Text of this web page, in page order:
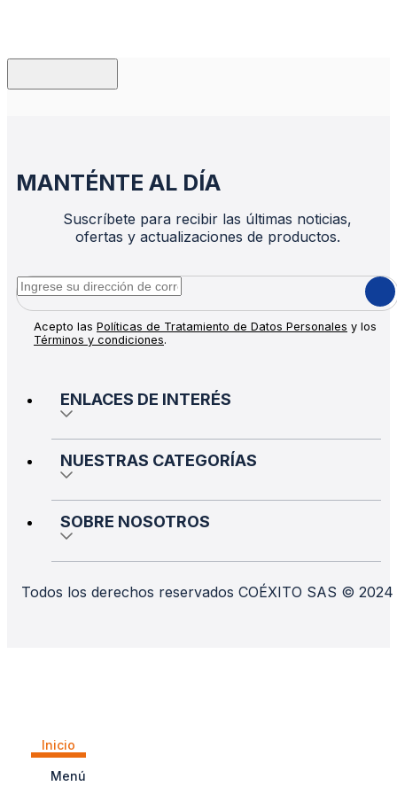
Inicio
Menú
MANTÉNTE AL DÍA
Suscríbete para recibir las últimas noticias,
ofertas y actualizaciones de productos.
Acepto las Políticas de Tratamiento de Datos Personales y los
Términos y condiciones.
ENLACES DE INTERÉS
NUESTRAS CATEGORÍAS
SOBRE NOSOTROS
Todos los derechos reservados COÉXITO SAS © 2024